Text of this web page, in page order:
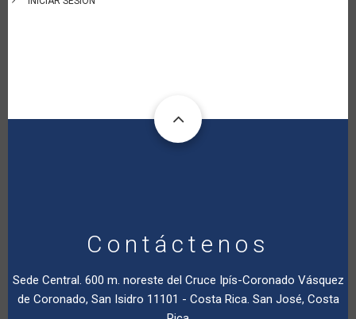
Contáctenos
Sede Central. 600 m. noreste del Cruce Ipís-Coronado Vásquez
de Coronado, San Isidro 11101 - Costa Rica. San José, Costa